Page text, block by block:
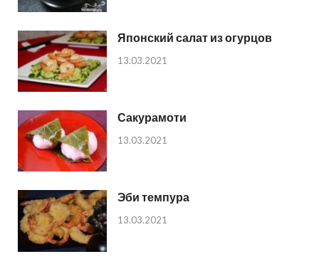
Японский салат из огурцов
13.03.2021
Сакурамоти
13.03.2021
Эби темпура
13.03.2021